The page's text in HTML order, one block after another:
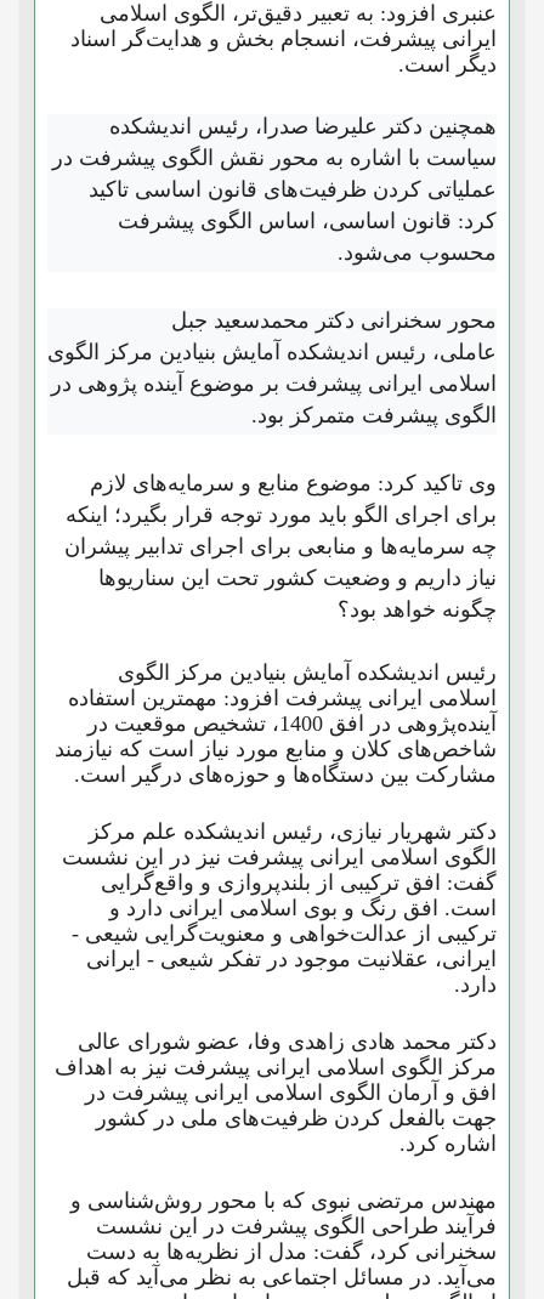
عنبری افزود: به تعبیر دقیق‌تر، الگوی اسلامی
ایرانی پیشرفت، انسجام بخش و هدایت‌گر اسناد
دیگر است.
همچنین دکتر علیرضا صدرا، رئیس اندیشکده
سیاست با اشاره به محور نقش الگوی پیشرفت در
عملیاتی کردن ظرفیت‌های قانون اساسی تاکید
کرد: قانون اساسی، اساس الگوی پیشرفت
محسوب می‌شود.
محور سخنرانی دکتر محمدسعید جبل
عاملی، رئیس اندیشکده آمایش بنیادین مرکز الگوی
اسلامی ایرانی پیشرفت بر موضوع آینده پژوهی در
الگوی پیشرفت متمرکز بود.
وی تاکید کرد: موضوع منابع و سرمایه‌های لازم
برای اجرای الگو باید مورد توجه قرار بگیرد؛ اینکه
چه سرمایه‌ها و منابعی برای اجرای تدابیر پیشران
نیاز داریم و وضعیت کشور تحت این سناریوها
چگونه خواهد بود؟
رئیس اندیشکده آمایش بنیادین مرکز الگوی
اسلامی ایرانی پیشرفت افزود: مهمترین استفاده
آینده‌پژوهی در افق 1400، تشخیص موقعیت در
شاخص‌های کلان و منابع مورد نیاز است که نیازمند
مشارکت بین دستگاه‌ها و حوزه‌های درگیر است.
دکتر شهریار نیازی، رئیس اندیشکده علم مرکز
الگوی اسلامی ایرانی پیشرفت نیز در این نشست
گفت: افق ترکیبی از بلندپروازی و واقع‌گرایی
است. افق رنگ و بوی اسلامی ایرانی دارد و
ترکیبی از عدالت‌خواهی و معنویت‌گرایی شیعی -
ایرانی، عقلانیت موجود در تفکر شیعی - ایرانی
دارد.
دکتر محمد هادی زاهدی وفا، عضو شورای عالی
مرکز الگوی اسلامی ایرانی پیشرفت نیز به اهداف
افق و آرمان الگوی اسلامی ایرانی پیشرفت در
جهت بالفعل کردن ظرفیت‌های ملی در کشور
اشاره کرد.
مهندس مرتضی نبوی که با محور روش‌شناسی و
فرآیند طراحی الگوی پیشرفت در این نشست
سخنرانی کرد، گفت: مدل از نظریه‌ها به دست
می‌آید. در مسائل اجتماعی به نظر می‌آید که قبل